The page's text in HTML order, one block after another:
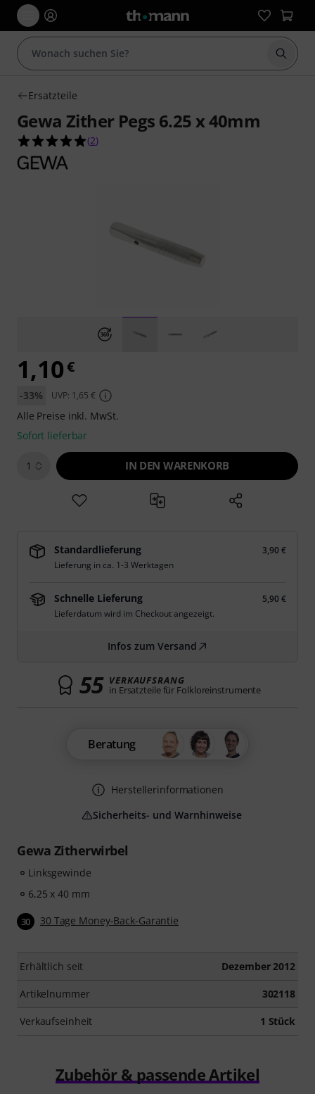
Suche
Ersatzteile
Gewa Zither Pegs 6.25 x 40mm
5.0 von 5 Sternen aus 2 Kundenbewertungen
(2)
Gewa Zitherwirbel
Linksgewinde
6,25 x 40 mm
30 30 Tage Money-Back-Garantie
Erhältlich seit Dezember 2012
Artikelnummer 302118
Verkaufseinheit 1 Stück
1,10€
-33% UVP: 1,65 €
Alle Preise inkl. MwSt.
Sofort lieferbar
1 IN DEN WARENKORB
Standardlieferung
3,90 €
Lieferung in ca. 1-3 Werktagen
Schnelle Lieferung
5,90 €
Lieferdatum wird im Checkout angezeigt.
Infos zum Versand
55 VERKAUFSRANG
in Ersatzteile für Folkloreinstrumente
Beratung
Herstellerinformationen
Sicherheits- und Warnhinweise
Zubehör & passende Artikel